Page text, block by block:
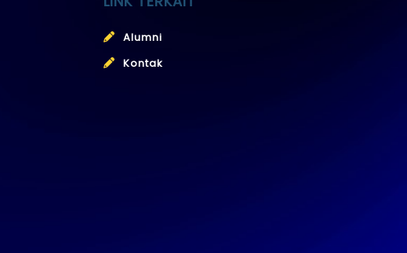
Alumni
Kontak